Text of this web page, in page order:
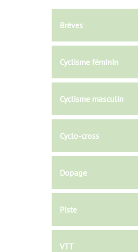
Brèves
Cyclisme féminin
Cyclisme masculin
Cyclo-cross
Dopage
Piste
VTT